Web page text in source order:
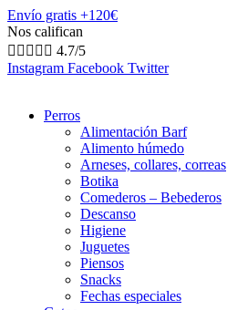
Envío gratis +120€
Nos califican
     4.7/5
Instagram Facebook Twitter
Perros
Alimentación Barf
Alimento húmedo
Arneses, collares, correas
Botika
Comederos – Bebederos
Descanso
Higiene
Juguetes
Piensos
Snacks
Fechas especiales